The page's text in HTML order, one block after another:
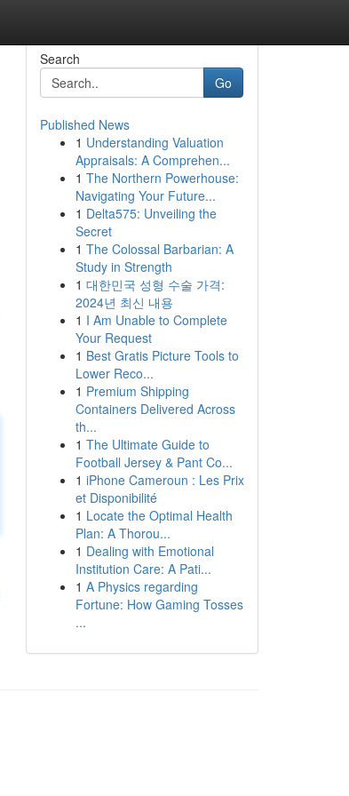
Search
Go
Published News
1 Understanding Valuation
Appraisals: A Comprehen...
1 The Northern Powerhouse:
Navigating Your Future...
1 Delta575: Unveiling the
Secret
1 The Colossal Barbarian: A
Study in Strength
1 대한민국 성형 수술 가격:
2024년 최신 내용
1 I Am Unable to Complete
Your Request
1 Best Gratis Picture Tools to
Lower Reco...
1 Premium Shipping
Containers Delivered Across
th...
1 The Ultimate Guide to
Football Jersey & Pant Co...
1 iPhone Cameroun : Les Prix
et Disponibilité
1 Locate the Optimal Health
Plan: A Thorou...
1 Dealing with Emotional
Institution Care: A Pati...
1 A Physics regarding
Fortune: How Gaming Tosses
...